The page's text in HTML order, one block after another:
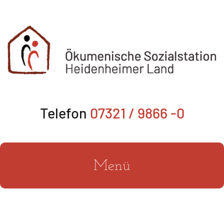
Inhalt
springen
Telefon 07321 / 9866 -0
Menü